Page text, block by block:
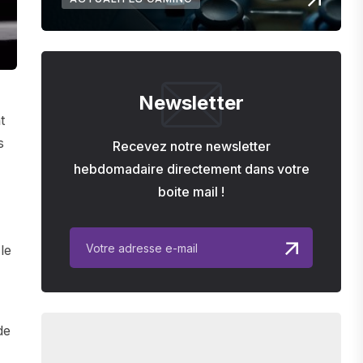
Newsletter
Recevez notre newsletter
hebdomadaire directement dans votre
boite mail !